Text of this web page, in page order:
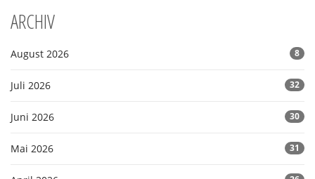
ARCHIV
August 2026 8
Juli 2026 32
Juni 2026 30
Mai 2026 31